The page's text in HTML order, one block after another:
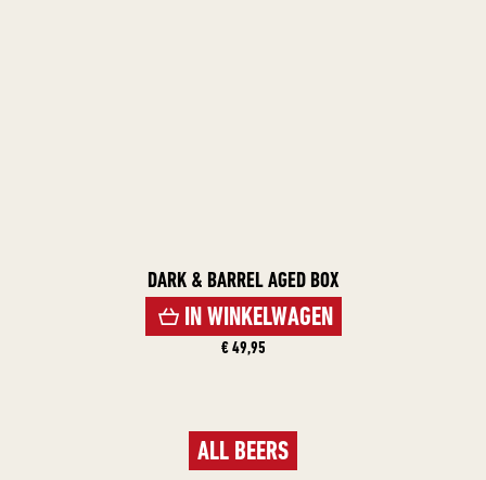
DARK & BARREL AGED BOX
IN WINKELWAGEN
€ 49,95
ALL BEERS